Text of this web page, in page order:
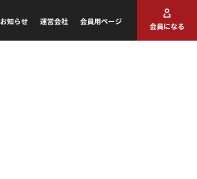
お知らせ 運営会社 会員用ページ
会員になる